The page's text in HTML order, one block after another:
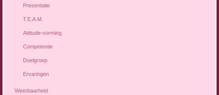
Presentatie
T.E.A.M.
Attitude-vorming
Competentie
Doelgroep
Ervaringen
Weerbaarheid